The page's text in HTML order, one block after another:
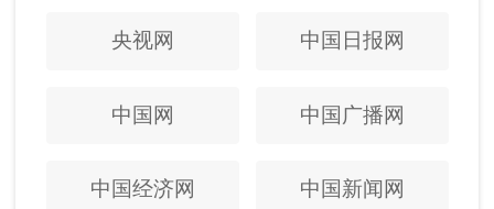
央视网 中国日报网
中国网 中国广播网
中国经济网 中国新闻网